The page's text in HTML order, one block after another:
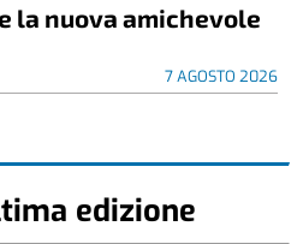
la nuova amichevole
7 AGOSTO 2026
edizione